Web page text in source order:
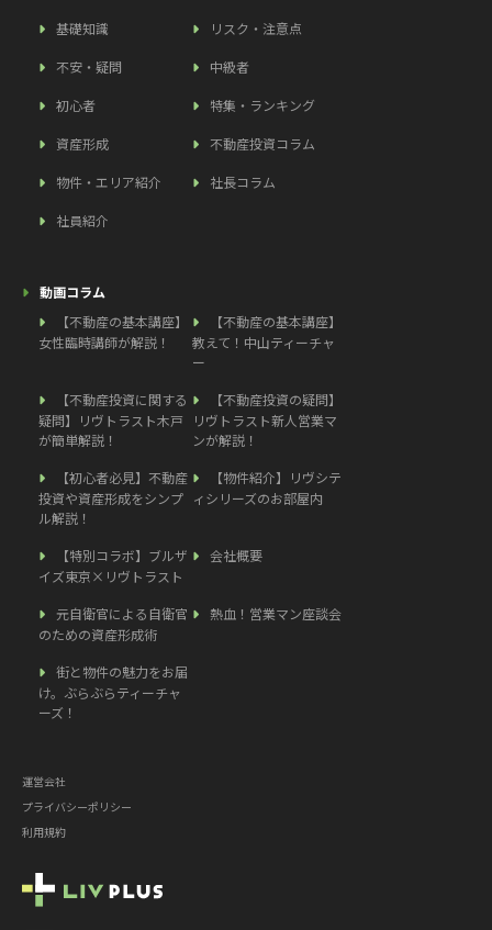
基礎知識 リスク・注意点
不安・疑問 中級者
初心者 特集・ランキング
資産形成 不動産投資コラム
物件・エリア紹介 社長コラム
社員紹介
動画コラム
【不動産の基本講座】
女性臨時講師が解説！
【不動産の基本講座】
教えて！中山ティーチャ
ー
【不動産投資に関する
疑問】リヴトラスト木戸
が簡単解説！
【不動産投資の疑問】
リヴトラスト新人営業マ
ンが解説！
【初心者必見】不動産
投資や資産形成をシンプ
ル解説！
【物件紹介】リヴシテ
ィシリーズのお部屋内
【特別コラボ】ブルザ
イズ東京×リヴトラスト
会社概要
元自衛官による自衛官
のための資産形成術
熱血！営業マン座談会
街と物件の魅力をお届
け。ぶらぶらティーチャ
ーズ！
運営会社
プライバシーポリシー
利用規約